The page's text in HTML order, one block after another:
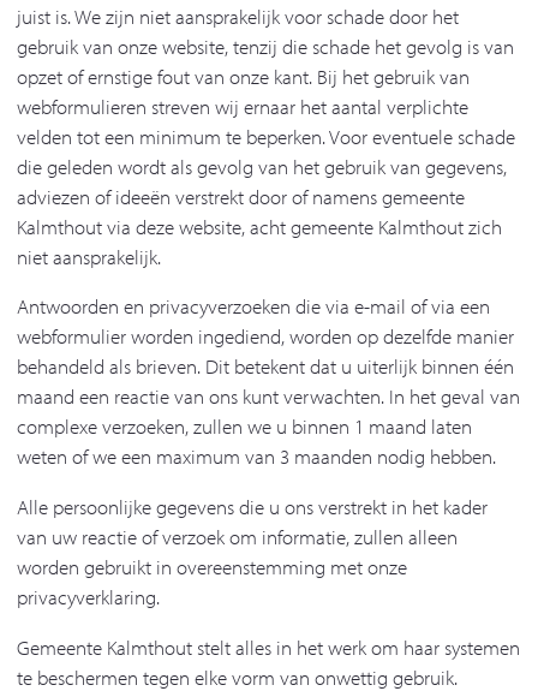
juist is. We zijn niet aansprakelijk voor schade door het
gebruik van onze website, tenzij die schade het gevolg is van
opzet of ernstige fout van onze kant. Bij het gebruik van
webformulieren streven wij ernaar het aantal verplichte
velden tot een minimum te beperken. Voor eventuele schade
die geleden wordt als gevolg van het gebruik van gegevens,
adviezen of ideeën verstrekt door of namens gemeente
Kalmthout via deze website, acht gemeente Kalmthout zich
niet aansprakelijk.
Antwoorden en privacyverzoeken die via e-mail of via een
webformulier worden ingediend, worden op dezelfde manier
behandeld als brieven. Dit betekent dat u uiterlijk binnen één
maand een reactie van ons kunt verwachten. In het geval van
complexe verzoeken, zullen we u binnen 1 maand laten
weten of we een maximum van 3 maanden nodig hebben.
Alle persoonlijke gegevens die u ons verstrekt in het kader
van uw reactie of verzoek om informatie, zullen alleen
worden gebruikt in overeenstemming met onze
privacyverklaring.
Gemeente Kalmthout stelt alles in het werk om haar systemen
te beschermen tegen elke vorm van onwettig gebruik.